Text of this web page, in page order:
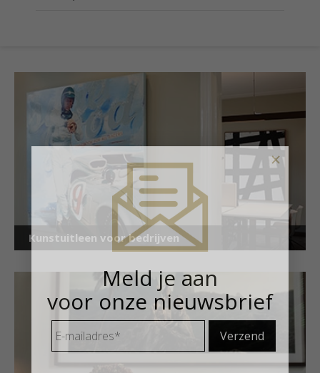
Kunstuitleen voor bedrijven
Meld je aan
voor onze nieuwsbrief
mailadres *
×